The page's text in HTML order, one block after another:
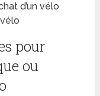
d’un vélo
pour
ou